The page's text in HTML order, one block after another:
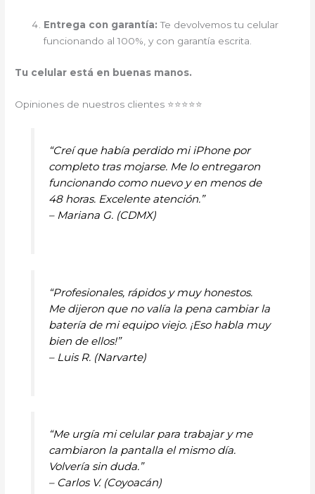
Entrega con garantía: Te devolvemos tu celular
funcionando al 100%, y con garantía escrita.
Tu celular está en buenas manos.
Opiniones de nuestros clientes ⭐⭐⭐⭐⭐
“Creí que había perdido mi iPhone por
completo tras mojarse. Me lo entregaron
funcionando como nuevo y en menos de
48 horas. Excelente atención.”
– Mariana G. (CDMX)
“Profesionales, rápidos y muy honestos.
Me dijeron que no valía la pena cambiar la
batería de mi equipo viejo. ¡Eso habla muy
bien de ellos!”
– Luis R. (Narvarte)
“Me urgía mi celular para trabajar y me
cambiaron la pantalla el mismo día.
Volvería sin duda.”
– Carlos V. (Coyoacán)